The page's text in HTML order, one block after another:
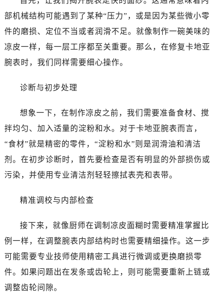
部机械结构可能遇到了某种“压力”，或是因为某些微小零
件的磨损、定位不当或者润滑不足。就像制作一碗美味的
凉皮一样，每一层工序都至关重要。那么，在修复卡地亚
腕表时，我们同样需要细心操作。
诊断与初步处理
想象一下，在制作凉皮之前，我们需要准备食材、搅
拌均匀、加入适量的淀粉和水。对于卡地亚腕表而言，
“食材”就是精密的零件，“淀粉和水”则是润滑油和清洁
剂。在初步诊断时，首先要检查是否有明显的外部损伤或
污染，并使用专业清洁剂轻轻擦拭表壳和表带。
精准调校与内部检查
接下来，就像厨师在调制凉皮面糊时需要精准掌握比
例一样，在调整腕表内部结构时也需要精细操作。这一步
可能需要专业技师使用精密工具进行微调或更换磨损零
件。如果问题出在发条或齿轮上，则可能需要重新上链或
调整齿轮间隙。